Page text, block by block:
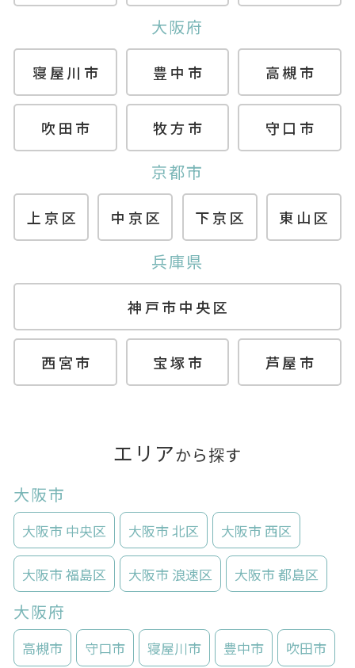
大阪府
寝屋川市 豊中市 高槻市
吹田市 牧方市 守口市
京都市
上京区 中京区 下京区 東山区
兵庫県
神戸市中央区
西宮市 宝塚市 芦屋市
エリアから探す
大阪市
大阪市 中央区 大阪市 北区 大阪市 西区
大阪市 福島区 大阪市 浪速区 大阪市 都島区
大阪府
高槻市 守口市 寝屋川市 豊中市 吹田市